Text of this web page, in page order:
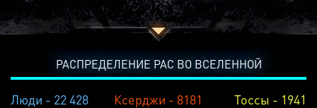
РАСПРЕДЕЛЕНИЕ РАС ВО ВСЕЛЕННОЙ
Люди - 22 428 Ксерджи - 8181 Тоссы - 1941